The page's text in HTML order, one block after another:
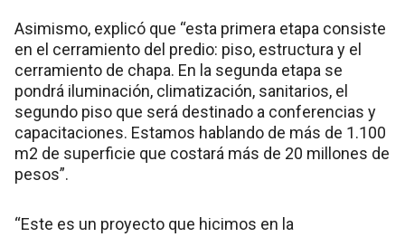
Asimismo, explicó que “esta primera etapa consiste
en el cerramiento del predio: piso, estructura y el
cerramiento de chapa. En la segunda etapa se
pondrá iluminación, climatización, sanitarios, el
segundo piso que será destinado a conferencias y
capacitaciones. Estamos hablando de más de 1.100
m2 de superficie que costará más de 20 millones de
pesos”.
“Este es un proyecto que hicimos en la